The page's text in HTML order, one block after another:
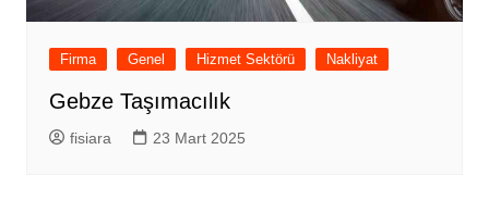
Firma Genel Hizmet Sektörü Nakliyat
Gebze Taşımacılık
fisiara 23 Mart 2025